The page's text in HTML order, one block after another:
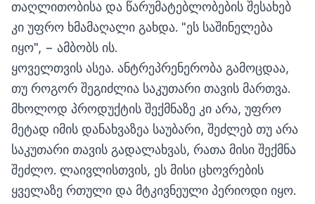
თაღლითობისა და წარუმატებლობების შესახებ
კი უფრო ხმამაღალი გახდა. "ეს საშინელება
იყო", − ამბობს ის.
ყოველთვის ასეა. ანტრეპრენერობა გამოცდაა,
თუ როგორ შეგიძლია საკუთარი თავის მართვა.
მხოლოდ პროდუქტის შექმნაზე კი არა, უფრო
მეტად იმის დანახვაზეა საუბარი, შეძლებ თუ არა
საკუთარი თავის გადალახვას, რათა მისი შექმნა
შეძლო. ლაივლისთვის, ეს მისი ცხოვრების
ყველაზე რთული და მტკივნეული პერიოდი იყო.